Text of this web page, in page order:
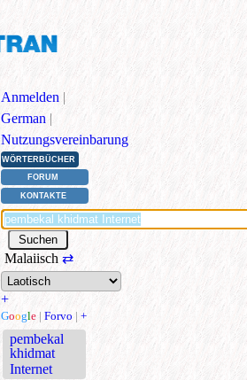
Anmelden |
German |
Nutzungsvereinbarung
WÖRTERBÜCHER
FORUM
KONTAKTE
Malaiisch ⇄
+
Google | Forvo | +
pembekal
khidmat
Internet